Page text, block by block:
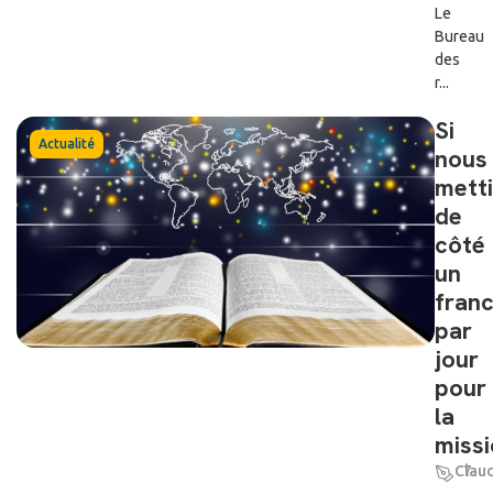
Le
Bureau
des
r...
Actualité
Si
nous
de
côté
un
franc
par
jour
pour
la
7